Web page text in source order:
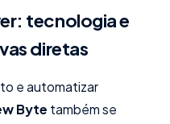
tecnologia e
diretas
e automatizar
Byte também se